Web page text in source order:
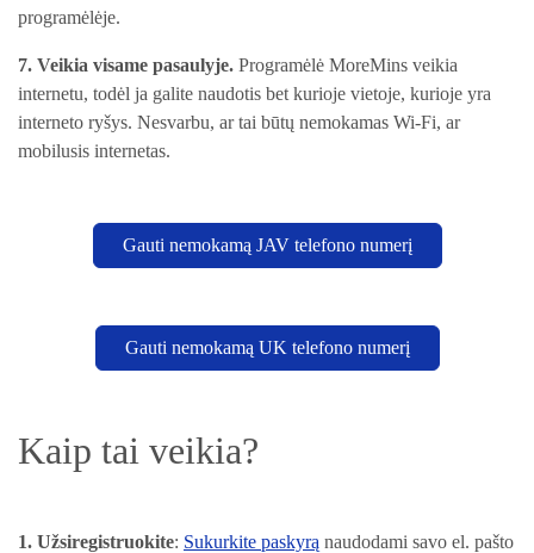
programėlėje.
7. Veikia visame pasaulyje. Programėlė MoreMins veikia
internetu, todėl ja galite naudotis bet kurioje vietoje, kurioje yra
interneto ryšys. Nesvarbu, ar tai būtų nemokamas Wi-Fi, ar
mobilusis internetas.
Gauti nemokamą JAV telefono numerį
Gauti nemokamą UK telefono numerį
Kaip tai veikia?
1. Užsiregistruokite: Sukurkite paskyrą naudodami savo el. pašto